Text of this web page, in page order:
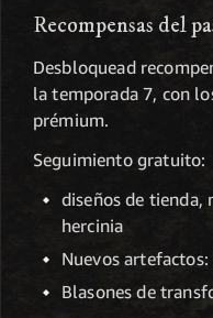
Recompensas del
Desbloquead
la temporada 7, con
prémium.
Seguimiento gratuito:
diseños de tienda,
hercinia
Nuevos
Blasones de